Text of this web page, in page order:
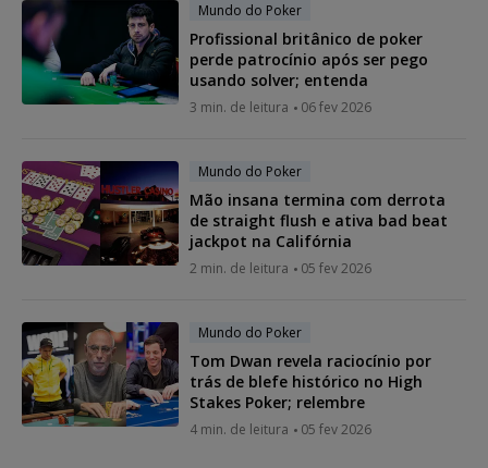
Mundo do Poker
Profissional britânico de poker
perde patrocínio após ser pego
usando solver; entenda
3 min. de leitura 06 fev 2026
Mundo do Poker
Mão insana termina com derrota
de straight flush e ativa bad beat
jackpot na Califórnia
2 min. de leitura 05 fev 2026
Mundo do Poker
Tom Dwan revela raciocínio por
trás de blefe histórico no High
Stakes Poker; relembre
4 min. de leitura 05 fev 2026